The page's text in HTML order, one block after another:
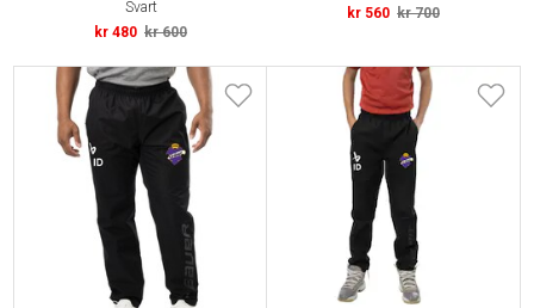
Svart
kr 480 kr 600
kr 560 kr 700